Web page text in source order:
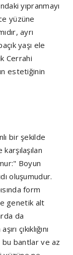
yıpranmayı
yüzüne
ayrı
yaşı ele
Cerrahi
estetiğinin
bir şekilde
Boyun
oluşumudur.
form
genetik alt
da
çıkıklığını
bu bantlar ve az